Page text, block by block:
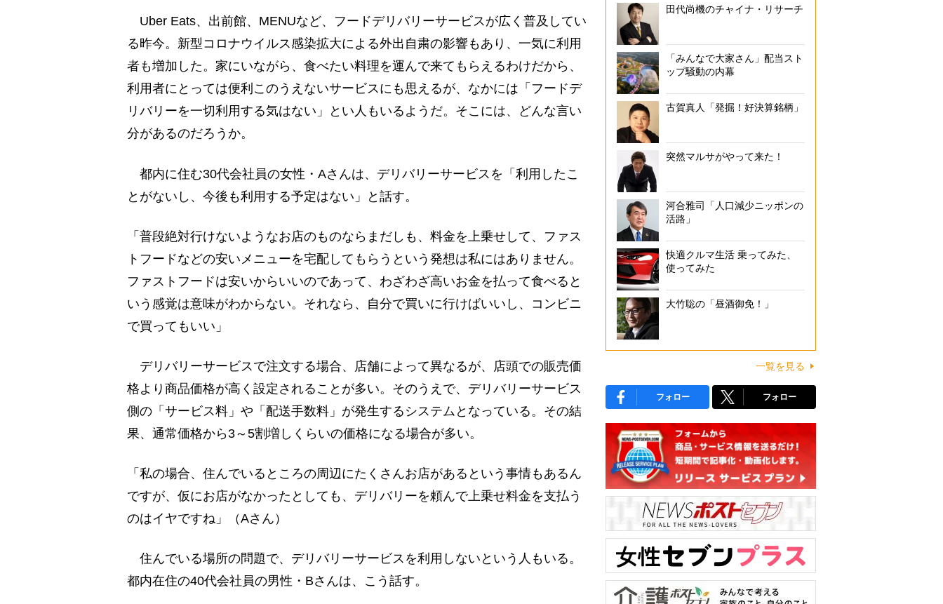
Uber Eats、出前館、MENUなど、フードデリバリーサービスが広く普及してい
る昨今。新型コロナウイルス感染拡大による外出自粛の影響もあり、一気に利用
者も増加した。家にいながら、食べたい料理を運んで来てもらえるわけだから、
利用者にとっては便利このうえないサービスにも思えるが、なかには「フードデ
リバリーを一切利用する気はない」とい人もいるようだ。そこには、どんな言い
分があるのだろうか。
都内に住む30代会社員の女性・Aさんは、デリバリーサービスを「利用したこ
とがないし、今後も利用する予定はない」と話す。
「普段絶対行けないようなお店のものならまだしも、料金を上乗せして、ファス
トフードなどの安いメニューを宅配してもらうという発想は私にはありません。
ファストフードは安いからいいのであって、わざわざ高いお金を払って食べると
いう感覚は意味がわからない。それなら、自分で買いに行けばいいし、コンビニ
で買ってもいい」
デリバリーサービスで注文する場合、店舗によって異なるが、店頭での販売価
格より商品価格が高く設定されることが多い。そのうえで、デリバリーサービス
側の「サービス料」や「配送手数料」が発生するシステムとなっている。その結
果、通常価格から3～5割増しくらいの価格になる場合が多い。
「私の場合、住んでいるところの周辺にたくさんお店があるという事情もあるん
ですが、仮にお店がなかったとしても、デリバリーを頼んで上乗せ料金を支払う
のはイヤですね」（Aさん）
住んでいる場所の問題で、デリバリーサービスを利用しないという人もいる。
都内在住の40代会社員の男性・Bさんは、こう話す。
田代尚機のチャイナ・リサーチ
「みんなで大家さん」配当スト
ップ騒動の内幕
古賀真人「発掘！好決算銘柄」
突然マルサがやって来た！
河合雅司「人口減少ニッポンの
活路」
快適クルマ生活 乗ってみた、
使ってみた
大竹聡の「昼酒御免！」
一覧を見る
フォロー フォロー